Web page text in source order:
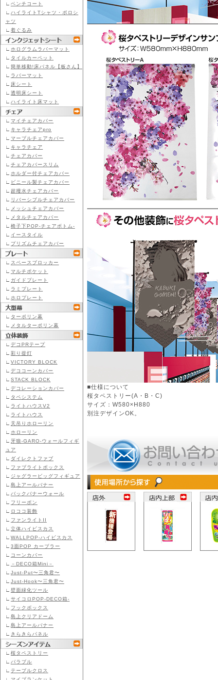
∟ ベンチコート
∟ ハイライトTシャツ・ポロシ
ャツ
∟ 着ぐるみ
∟ ホログラムラバーマット
∟ タイルカーペット
∟ 簡単移動!床パネル【板さん】
∟ ラバーマット
∟ 床シート
∟ 透明床シート
∟ ハイライト床マット
∟ マイチェアカバー
∟ キャラチェアpro
∟ マーブルチェアカバー
∟ キャラチェア
∟ チェアカバー
∟ チェアカバースリム
∟ ホルダー付チェアカバー
∟
ビニール製チェアカバー
∟ 超撥水チェアカバー
∟
リバーシブルチェアカバー
∟
メッシュチェアカバー
∟
メタルチェアカバー
∟ 椅子下POP-チェアボトム-
∟ イースタイル
∟ プリズムチェアカバー
∟ スペースブロッカー
∟ マルチポケット
∟ ガイドプレート
∟ ラミプレート
∟ ホロプレート
∟ ターポリン幕
∟
メタルターポリン幕
∟ デコPRテープ
∟ 彩り提灯
∟ VICTORY BLOCK
∟ デココーンカバー
∟ STACK BLOCK
∟ デコレーションカバー
∟ タペシステム
∟ ライトハウスV2
∟ ライトハウス
∟ 天吊りホローリン
∟ ホローリン
∟ 牙狼-GARO-ウォールフィギ
ュア
∟ ダイレクトファブ
∟ ファブライトボックス
∟ ジャグラービッグフィギュア
∟ 島上アールバナー
∟ バックバナーウォール
∟ フリーボン
∟
ロココ装飾
∟ ファンライトII
∟ 立体ハイビスカス
∟ WALLPOP-ハイビスカス
∟ 3面POP カーブラー
∟ コーンカバー
∟
－DECO箱Mini－
∟ Just-Put〜三角君〜
∟ Just-Hook〜三角君〜
∟ 壁面緑化ツール
∟ サイコロPOP-DECO箱-
∟ フックボックス
∟ 島上クリアドーム
∟ 島上アールバナー
∟
きらきらパネル
∟ 桜タペストリー
∟ パラブル
∟ テーブルクロス
■仕様について
桜タペストリー(A・B・C)
サイズ：W580×H880
別注デザインOK。